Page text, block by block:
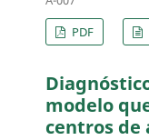
PDF
modelo
centros de